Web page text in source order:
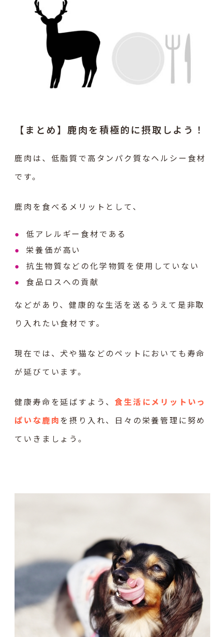
【まとめ】鹿肉を積極的に摂取しよう！
鹿肉は、低脂質で高タンパク質なヘルシー食材
です。
鹿肉を食べるメリットとして、
低アレルギー食材である
栄養価が高い
抗生物質などの化学物質を使用していない
食品ロスへの貢献
などがあり、健康的な生活を送るうえて是非取
り入れたい食材です。
現在では、犬や猫などのペットにおいても寿命
が延びています。
健康寿命を延ばすよう、食生活にメリットいっ
ぱいな鹿肉 を摂り入れ、日々の栄養管理に努め
ていきましょう。